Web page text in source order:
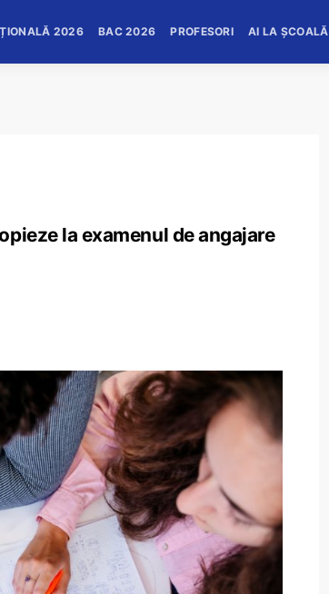
2026 BAC 2026 PROFESORI AI LA ȘCOALĂ
la examenul de angajare